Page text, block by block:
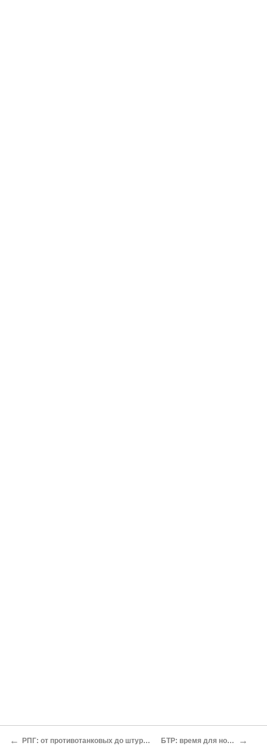
← РПГ: от противотанковых до штурмовых комплексов БТР: время для новых машин →